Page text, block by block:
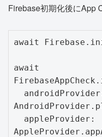
Firebase初期化後にApp
await
await